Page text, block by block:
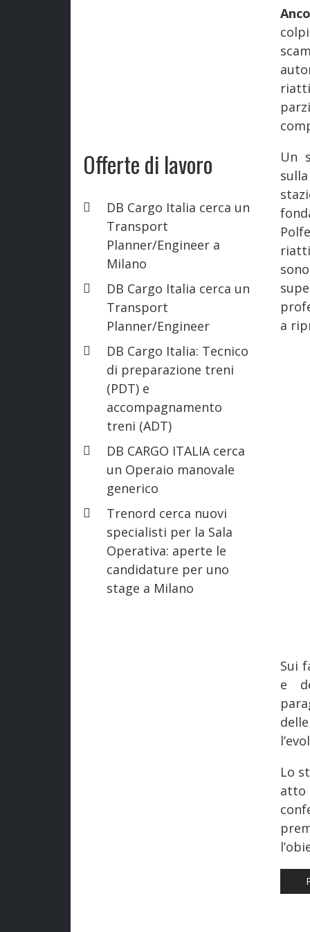
Offerte di lavoro
DB Cargo Italia cerca un
Transport
Planner/Engineer a
Milano
DB Cargo Italia cerca un
Transport
Planner/Engineer
DB Cargo Italia: Tecnico
di preparazione treni
(PDT) e
accompagnamento
treni (ADT)
DB CARGO ITALIA cerca
un Operaio manovale
generico
Trenord cerca nuovi
specialisti per la Sala
Operativa: aperte le
candidature per uno
stage a Milano
Un
a
Sui
e
Lo